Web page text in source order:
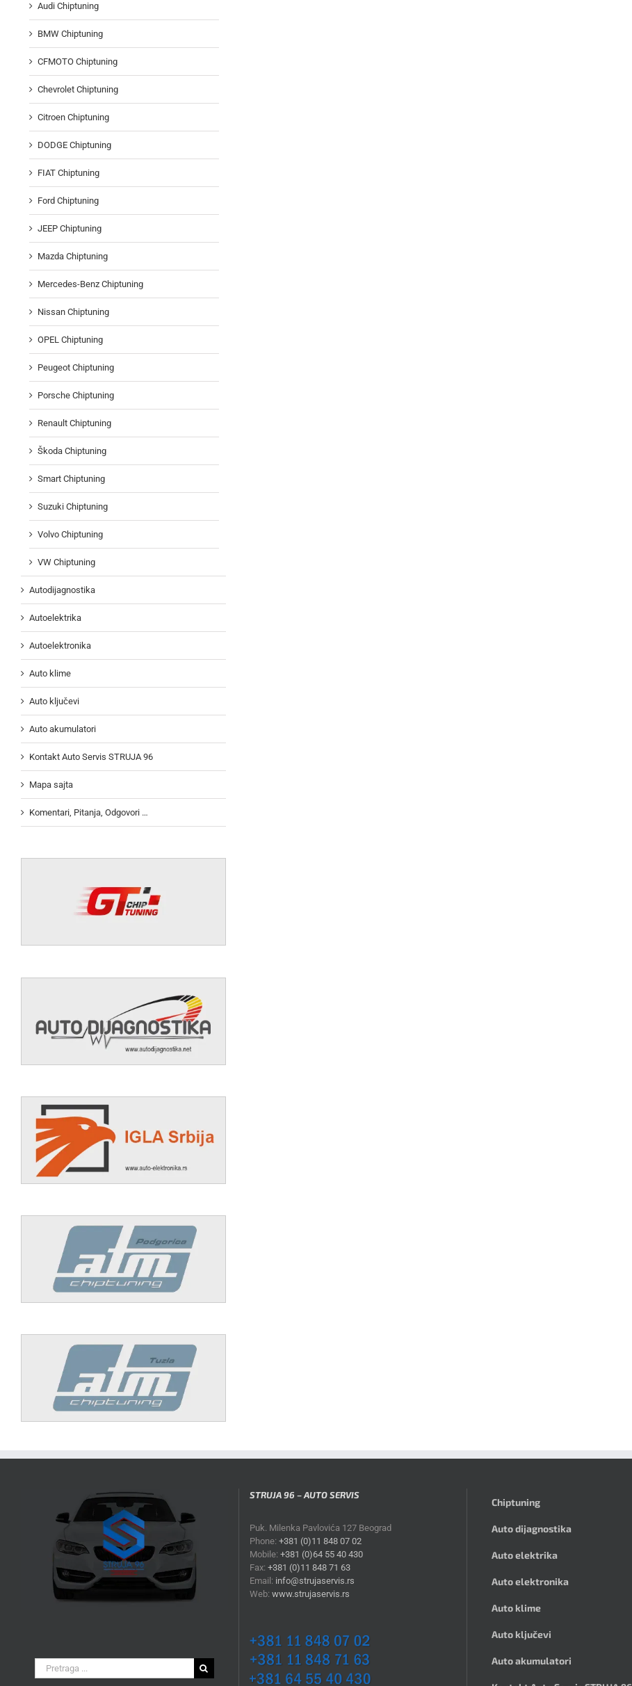
Audi Chiptuning
BMW Chiptuning
CFMOTO Chiptuning
Chevrolet Chiptuning
Citroen Chiptuning
DODGE Chiptuning
FIAT Chiptuning
Ford Chiptuning
JEEP Chiptuning
Mazda Chiptuning
Mercedes-Benz Chiptuning
Nissan Chiptuning
OPEL Chiptuning
Peugeot Chiptuning
Porsche Chiptuning
Renault Chiptuning
Škoda Chiptuning
Smart Chiptuning
Suzuki Chiptuning
Volvo Chiptuning
VW Chiptuning
Autodijagnostika
Autoelektrika
Autoelektronika
Auto klime
Auto ključevi
Auto akumulatori
Kontakt Auto Servis STRUJA 96
Mapa sajta
Komentari, Pitanja, Odgovori …
Search
for:
STRUJA 96 – AUTO SERVIS
Puk. Milenka Pavlovića 127 Beograd
Phone: +381 (0)11 848 07 02
Mobile: +381 (0)64 55 40 430
Fax: +381 (0)11 848 71 63
Email: info@strujaservis.rs
Web: www.strujaservis.rs
Chiptuning
Auto dijagnostika
Auto elektrika
Auto elektronika
Auto klime
Auto ključevi
Auto akumulatori